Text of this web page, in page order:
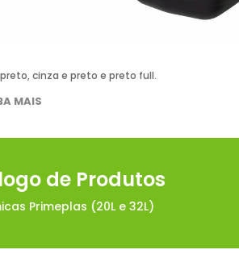
cinza e preto e preto full.
MAIS
de Produtos
Primeplas (20L e 32L)